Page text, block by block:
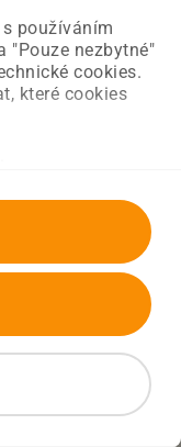
používáním
"Pouze nezbytné"
cookies.
které cookies
strana